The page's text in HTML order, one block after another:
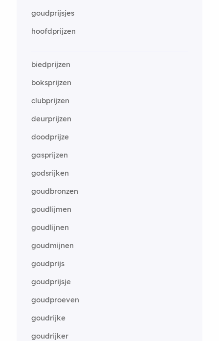
goudprijsjes
hoofdprijzen
biedprijzen
boksprijzen
clubprijzen
deurprijzen
doodprijze
gasprijzen
godsrijken
goudbronzen
goudlijmen
goudlijnen
goudmijnen
goudprijs
goudprijsje
goudproeven
goudrijke
goudrijker